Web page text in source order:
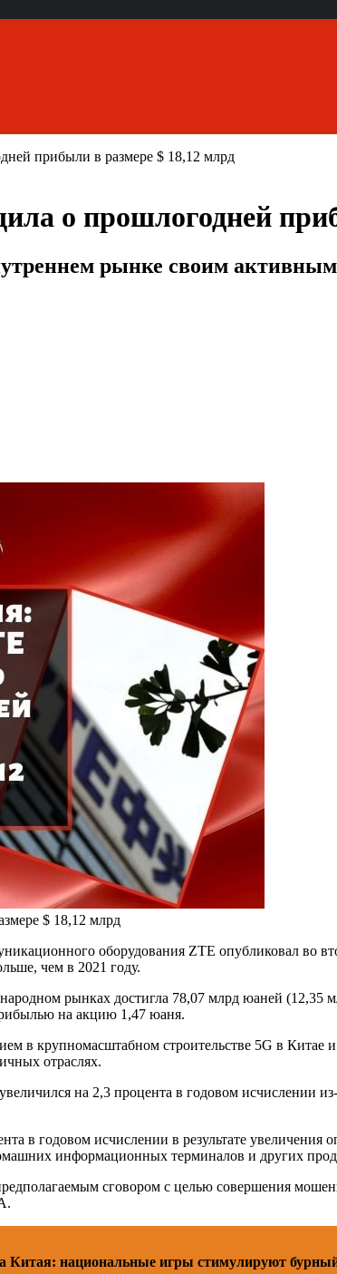
прибыли в размере $ 18,12 млрд
о прошлогодней
рынке своим
$ 18,12 млрд
оборудования ZTE опубликовал во
чем в 2021 году.
рынках достигла 78,07 млрд юаней
на акцию 1,47 юаня.
в крупномасштабном строительстве 5G в Китае
отраслях.
на 2,3 процента в годовом исчислении
в годовом исчислении в результате
информационных терминалов и других
сговором с целью совершения
Китая: национальные игры стимулируют